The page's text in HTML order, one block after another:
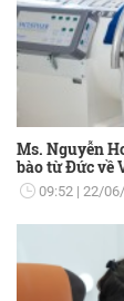
Ms. Nguyễn
bào từ Đức về
09:52 22/